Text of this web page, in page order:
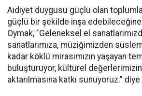
Aidiyet duygusu güçlü olan
güçlü bir şekilde inşa
Oymak, "Geleneksel el
sanatlarımıza, müziğimizden
kadar köklü mirasımızın yaşayan
buluşturuyor, kültürel değerlerimizin
aktarılmasına katkı sunuyoruz."